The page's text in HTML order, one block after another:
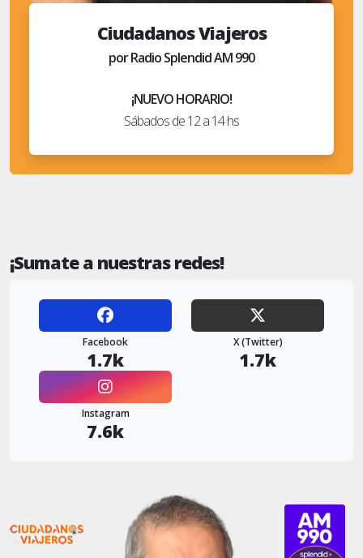
Ciudadanos Viajeros
por Radio Splendid AM 990
¡NUEVO HORARIO!
Sábados de 12 a 14 hs